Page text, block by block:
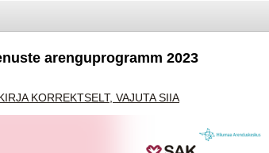
arenguprogramm 2023
KORREKTSELT, VAJUTA SIIA